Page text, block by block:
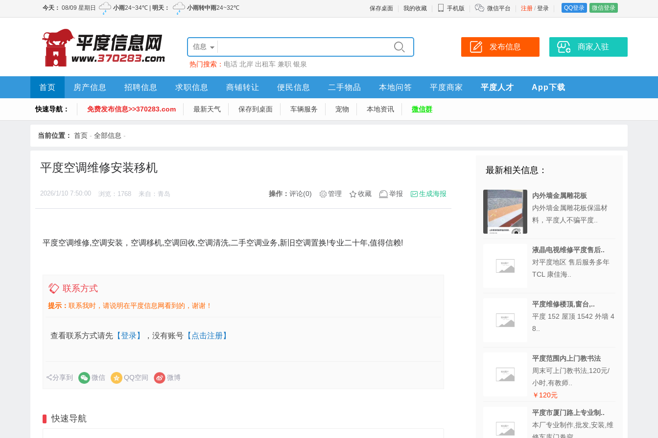
注册 / 登录 QQ登录 微信登录
保存桌面 我的收藏 手机版 微信平台
信息
热门搜索： 电话 北岸 出租车 兼职 银泉
发布信息 商家入驻
首页 房产信息 招聘信息 求职信息 商铺转让 便民信息 二手物品 本地问答 平度商家 平度人才 App下载
快速导航： 免费发布信息>>370283.com 最新天气 保存到桌面 车辆服务 宠物 本地资讯 微信群
当前位置： 首页 - 全部信息 -
平度空调维修安装移机
2026/1/10 7:50:00 浏览：1768 来自：青岛 操作： 评论(0) 管理 收藏 举报 生成海报
平度空调维修,空调安装，空调移机,空调回收,空调清洗,二手空调业务,新旧空调置换!专业二十年,值得信赖!
联系方式
提示： 联系我时，请说明在平度信息网看到的，谢谢！
查看联系方式请先 【登录】 ，没有账号 【点击注册】
分享到 微信 QQ空间 微博
快速导航
最新相关信息：
内外墙金属雕花板
内外墙金属雕花板保温材
料，平度人不骗平度..
液晶电视维修平度售后..
对平度地区 售后服务多年
TCL 康佳海..
平度维修楼顶,窗台,..
平度 152 屋顶 1542 外墙 4
8..
平度范围内上门教书法
周末可上门教书法,120元/
小时,有教师..
￥120元
平度市厦门路上专业制..
本厂专业制作,批发,安装,维